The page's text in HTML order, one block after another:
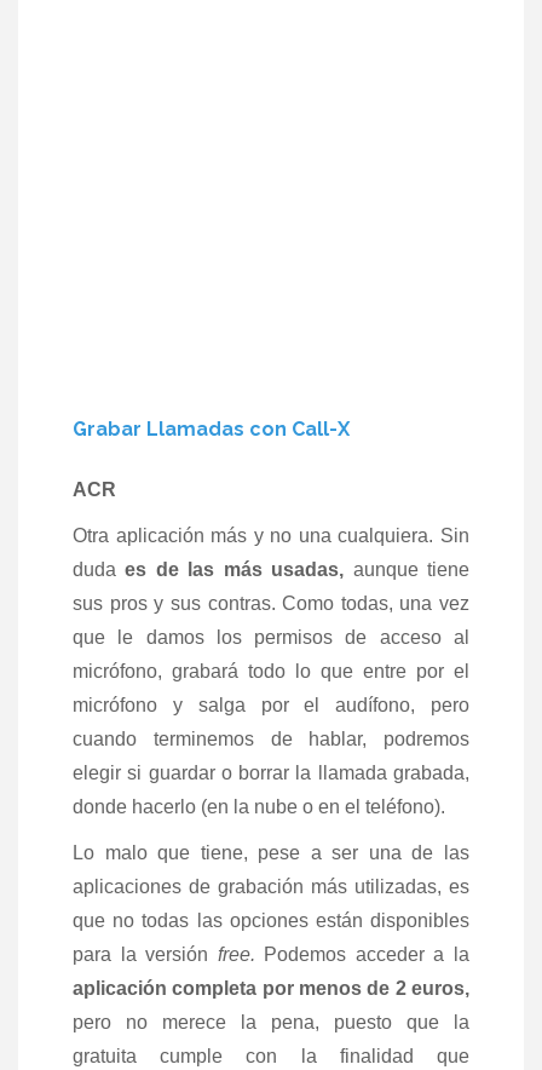
Grabar Llamadas con Call-X
ACR
Otra aplicación más y no una cualquiera. Sin
dudaes de las más usadas, aunque tiene
sus pros y sus contras. Como todas, una vez
que le damos los permisos de acceso al
micrófono, grabará todo lo que entre por el
micrófono y salga por el audífono, pero
cuando terminemos de hablar, podremos
elegir si guardar o borrar la llamada grabada,
donde hacerlo (en la nube o en el teléfono).
Lo malo que tiene, pese a ser una de las
aplicaciones de grabación más utilizadas, es
que no todas las opciones están disponibles
para la versión free. Podemos acceder a la
aplicación completa por menos de 2 euros,
pero no merece la pena, puesto que la
gratuita cumple con la finalidad que